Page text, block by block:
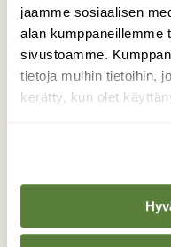
jaamme sosiaalisen
alan kumppaneillemme
sivustoamme.
tietoja muihin tietoihin,
kerätty, kun olet
Lenkkeilen